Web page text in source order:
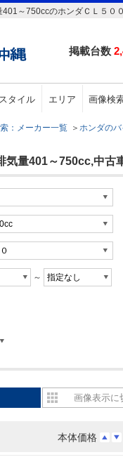
～750ccのホンダＣＬ５０
掲載台数
スタイル エリア 画像検
：メーカー一覧 ＞ ホンダのバ
気量401～750cc,中古
～
本体価格
画像表示に